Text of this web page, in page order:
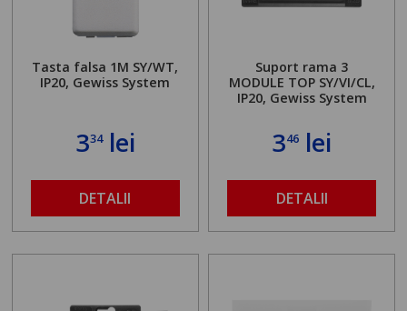
Tasta falsa 1M SY/WT,
IP20, Gewiss System
334lei
DETALII
Suport rama 3
MODULE TOP SY/VI/CL,
IP20, Gewiss System
346 lei
DETALII